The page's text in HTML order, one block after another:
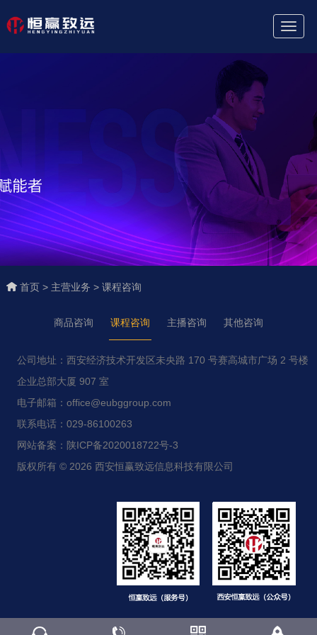
首页 > 主营业务 > 课程咨询
商品咨询 课程咨询 主播咨询 其他咨询
公司地址：西安经济技术开发区未央路 170 号赛高城市广场 2 号楼
企业总部大厦 907 室
电子邮箱：office@eubggroup.com
联系电话：029-86100263
网站备案：陕ICP备2020018722号-3
版权所有 © 2026 西安恒赢致远信息科技有限公司